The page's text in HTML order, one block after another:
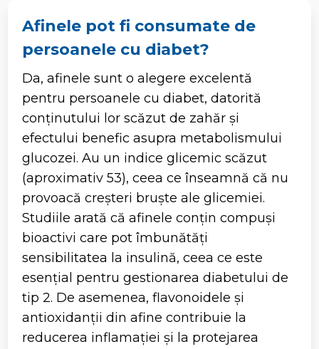
Afinele pot fi consumate de
persoanele cu diabet?
Da, afinele sunt o alegere excelentă
pentru persoanele cu diabet, datorită
conținutului lor scăzut de zahăr și
efectului benefic asupra metabolismului
glucozei. Au un indice glicemic scăzut
(aproximativ 53), ceea ce înseamnă că nu
provoacă creșteri bruște ale glicemiei.
Studiile arată că afinele conțin compuși
bioactivi care pot îmbunătăți
sensibilitatea la insulină, ceea ce este
esențial pentru gestionarea diabetului de
tip 2. De asemenea, flavonoidele și
antioxidanții din afine contribuie la
reducerea inflamației și la protejarea